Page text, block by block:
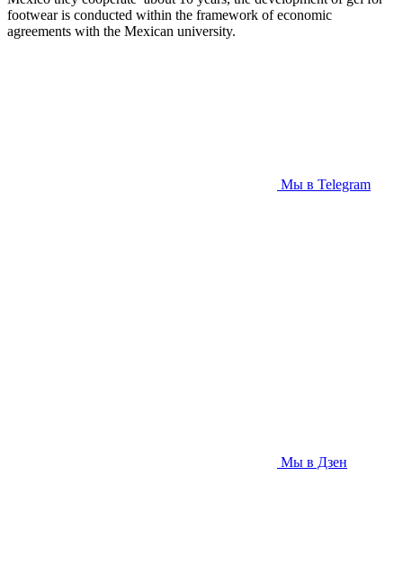
footwear is conducted within the framework of economic
agreements with the Mexican university.
Мы в Telegram
Мы в Дзен